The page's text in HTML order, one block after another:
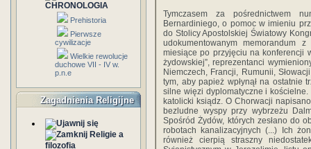
CHRONOLOGIA
Prehistoria
Pierwsze
cywilizacje
Wielkie rewolucje
duchowe VII - IV w.
p.n.e
Zagadnienia Religijne
Religie a
filozofia
Tymczasem za pośrednictwem
Bernardiniego, o pomoc w imieniu
do Stolicy Apostolskiej Światowy
udokumentowanym memorandum
miesiące po przyjęciu na konferencji
żydowskiej”, reprezentanci
Niemczech, Francji, Rumunii,
tym, aby papież wpłynął na ostatnie
silne więzi dyplomatyczne i kościelne.
katolicki ksiądz. O Chorwacji
bezludne wyspy przy wybrzeżu
Spośród Żydów, których zesłano do
robotach kanalizacyjnych (...) Ich
również cierpią straszny